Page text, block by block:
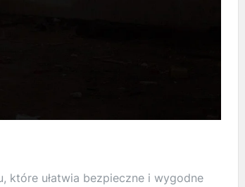
które ułatwia bezpieczne i wygodne